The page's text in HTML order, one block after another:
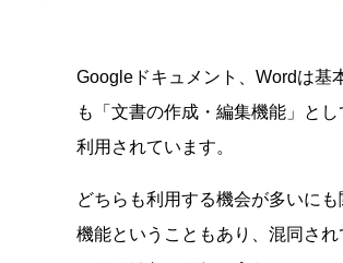
Googleドキュメント、Wordは基
も「文書の作成・編集機能」と
利用されています。
どちらも利用する機会が多いに
機能ということもあり、混同さ